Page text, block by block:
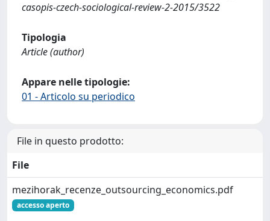
casopis-czech-sociological-review-2-2015/3522
Tipologia
Article (author)
Appare nelle tipologie:
01 - Articolo su periodico
File in questo prodotto:
File
mezihorak_recenze_outsourcing_economics.pdf
accesso aperto